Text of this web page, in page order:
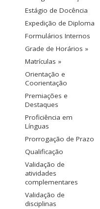
Estágio de Docência
Expedição de Diploma
Formulários Internos
Grade de Horários »
Matrículas »
Orientação e
Coorientação
Premiações e
Destaques
Proficiência em
Línguas
Prorrogação de Prazo
Qualificação
Validação de
atividades
complementares
Validação de
disciplinas